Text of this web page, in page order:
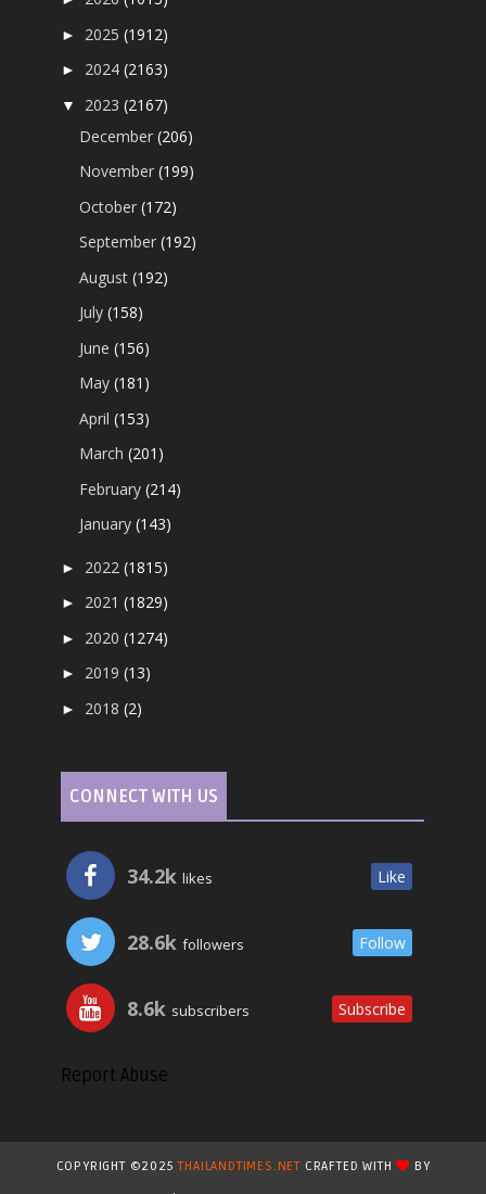
► 2025(1912)
► 2024(2163)
▼ 2023(2167)
December(206)
November(199)
October(172)
September(192)
August(192)
July(158)
June(156)
May(181)
April(153)
March(201)
February(214)
January(143)
► 2022(1815)
► 2021(1829)
► 2020(1274)
► 2019(13)
► 2018(2)
CONNECT WITH US
34.2k likes Like
28.6k followers Follow
8.6k subscribers Subscribe
Report Abuse
COPYRIGHT ©2025THAILANDTIMES.NETCRAFTED WITH
BY